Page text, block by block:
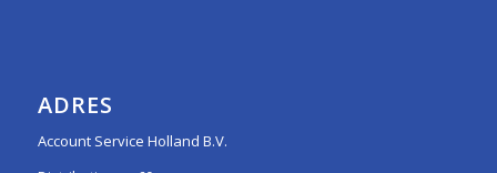
ADRES
Account Service Holland B.V.